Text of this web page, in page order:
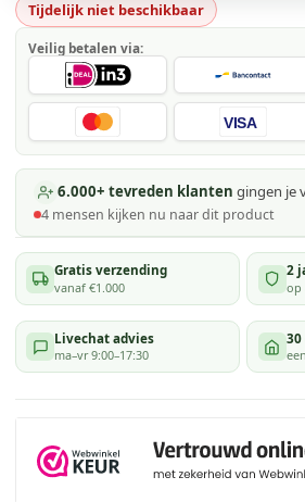
Tijdelijk niet beschikbaar
Veilig betalen via:
VISA
6.000+ tevreden klanten gingen je
4 mensen kijken nu naar dit product
Gratis verzending
vanaf €1.000
2
op
Livechat advies
ma–vr 9:00–17:30
30